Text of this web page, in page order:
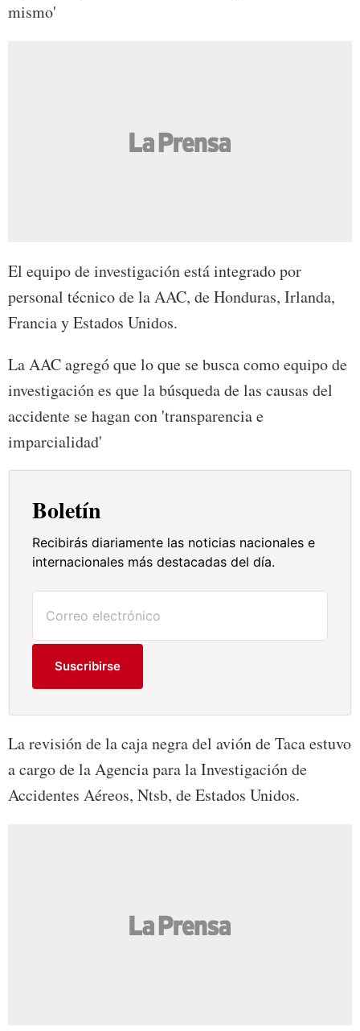
mismo'
El equipo de investigación está integrado por
personal técnico de la AAC, de Honduras, Irlanda,
Francia y Estados Unidos.
La AAC agregó que lo que se busca como equipo de
investigación es que la búsqueda de las causas del
accidente se hagan con 'transparencia e
imparcialidad'
Boletín
Recibirás diariamente las noticias nacionales e
internacionales más destacadas del día.
Suscribirse
La revisión de la caja negra del avión de Taca estuvo
a cargo de la Agencia para la Investigación de
Accidentes Aéreos, Ntsb, de Estados Unidos.